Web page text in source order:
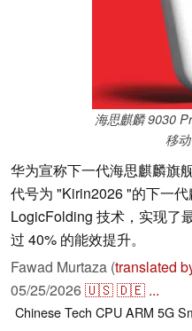
海思麒麟 9030
移动
华为宣称下一代海思麒麟旗
代号为 "Kirin2026 "的下一
LogicFolding 技术，实现了
过 40% 的能效提升。
Fawad Murtaza (translated
05/25/2026🇺🇸🇩🇪 ...
Chinese Tech CPUARM 5G